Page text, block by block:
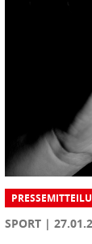
SPORT